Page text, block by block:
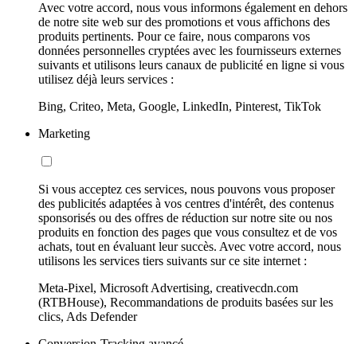
Avec votre accord, nous vous informons également en dehors
de notre site web sur des promotions et vous affichons des
produits pertinents. Pour ce faire, nous comparons vos
données personnelles cryptées avec les fournisseurs externes
suivants et utilisons leurs canaux de publicité en ligne si vous
utilisez déjà leurs services :
Bing, Criteo, Meta, Google, LinkedIn, Pinterest, TikTok
Marketing
Si vous acceptez ces services, nous pouvons vous proposer
des publicités adaptées à vos centres d'intérêt, des contenus
sponsorisés ou des offres de réduction sur notre site ou nos
produits en fonction des pages que vous consultez et de vos
achats, tout en évaluant leur succès. Avec votre accord, nous
utilisons les services tiers suivants sur ce site internet :
Meta-Pixel, Microsoft Advertising, creativecdn.com
(RTBHouse), Recommandations de produits basées sur les
clics, Ads Defender